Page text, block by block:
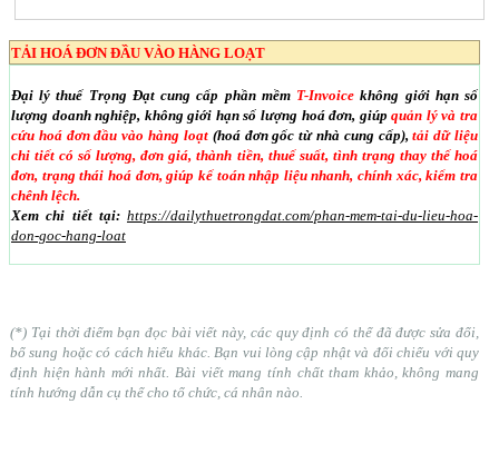
TẢI HOÁ ĐƠN ĐẦU VÀO HÀNG LOẠT
Đại lý thuế Trọng Đạt cung cấp phần mềm T-Invoice không giới hạn số
lượng doanh nghiệp, không giới hạn số lượng hoá đơn, giúpquản lý và tra
cứu hoá đơn đầu vào hàng loạt(hoá đơn gốc từ nhà cung cấp),tải dữ liệu
chi tiết có số lượng, đơn giá, thành tiền, thuế suất, tình trạng thay thế hoá
đơn, trạng thái hoá đơn, giúp kế toán nhập liệu nhanh, chính xác, kiểm tra
chênh lệch.
Xem chi tiết tại: https://dailythuetrongdat.com/phan-mem-tai-du-lieu-hoa-
don-goc-hang-loat
(*) Tại thời điểm bạn đọc bài viết này, các quy định có thể đã được sửa đổi,
bổ sung hoặc có cách hiểu khác. Bạn vui lòng cập nhật và đối chiếu với quy
định hiện hành mới nhất. Bài viết mang tính chất tham khảo, không mang
tính hướng dẫn cụ thể cho tổ chức, cá nhân nào.